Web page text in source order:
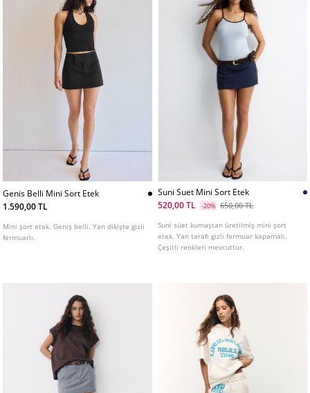
Genis Belli Mini Sort Etek
1.590,00 TL
Mini şort etek. Geniş belli. Yan dikişte gizli
fermuarlı.
Suni Suet Mini Sort Etek
520,00 TL
-20% 650,00 TL
Suni süet kumaştan üretilmiş mini şort
etek. Yan tarafı gizli fermuar kapamalı.
Çeşitli renkleri mevcuttur.